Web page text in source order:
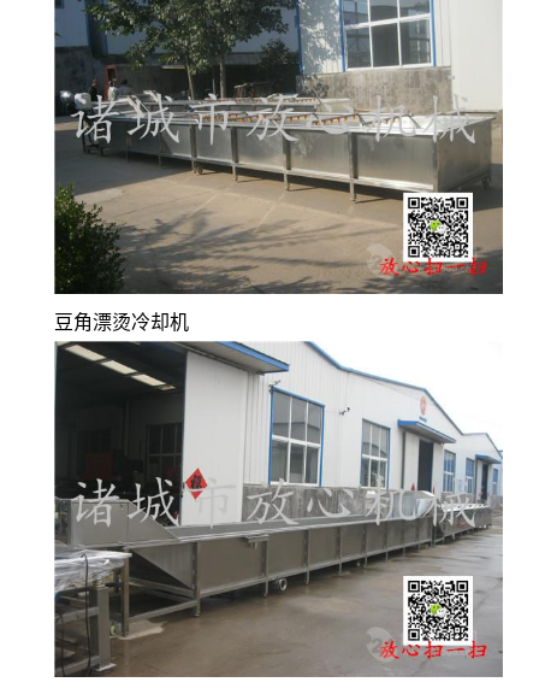
豆角漂烫冷却机